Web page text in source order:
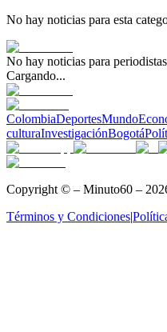
No hay noticias para esta
No hay noticias para periodistas
Cargando...
ColombiaDeportesMundo
culturaInvestigaciónBogotá
Copyright © – Minuto60 –
Términos y Condiciones|